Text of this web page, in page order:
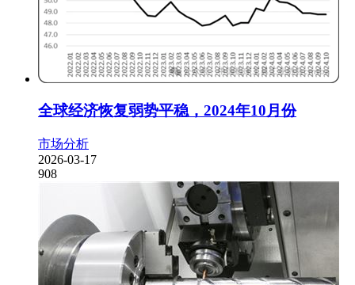
全球经济恢复弱势平稳，2024年10月份
市场分析
2026-03-17
908